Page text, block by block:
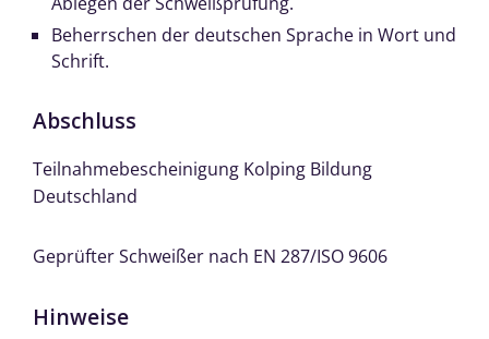
Beherrschen der deutschen Sprache in Wort und
Schrift.
Abschluss
Teilnahmebescheinigung Kolping Bildung
Deutschland
Geprüfter Schweißer nach EN 287/ISO 9606
Hinweise